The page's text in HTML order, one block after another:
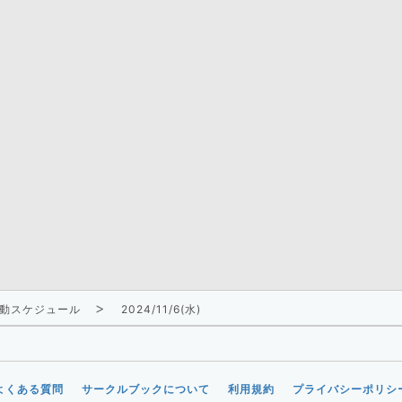
スケジュール 2024/11/6(水)
くある質問 サークルブックについて 利用規約 プライバシーポリシ